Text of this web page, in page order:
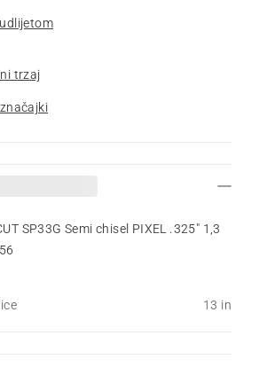
trzaj
SP33G Semi chisel PIXEL .325" 1,3
13 in